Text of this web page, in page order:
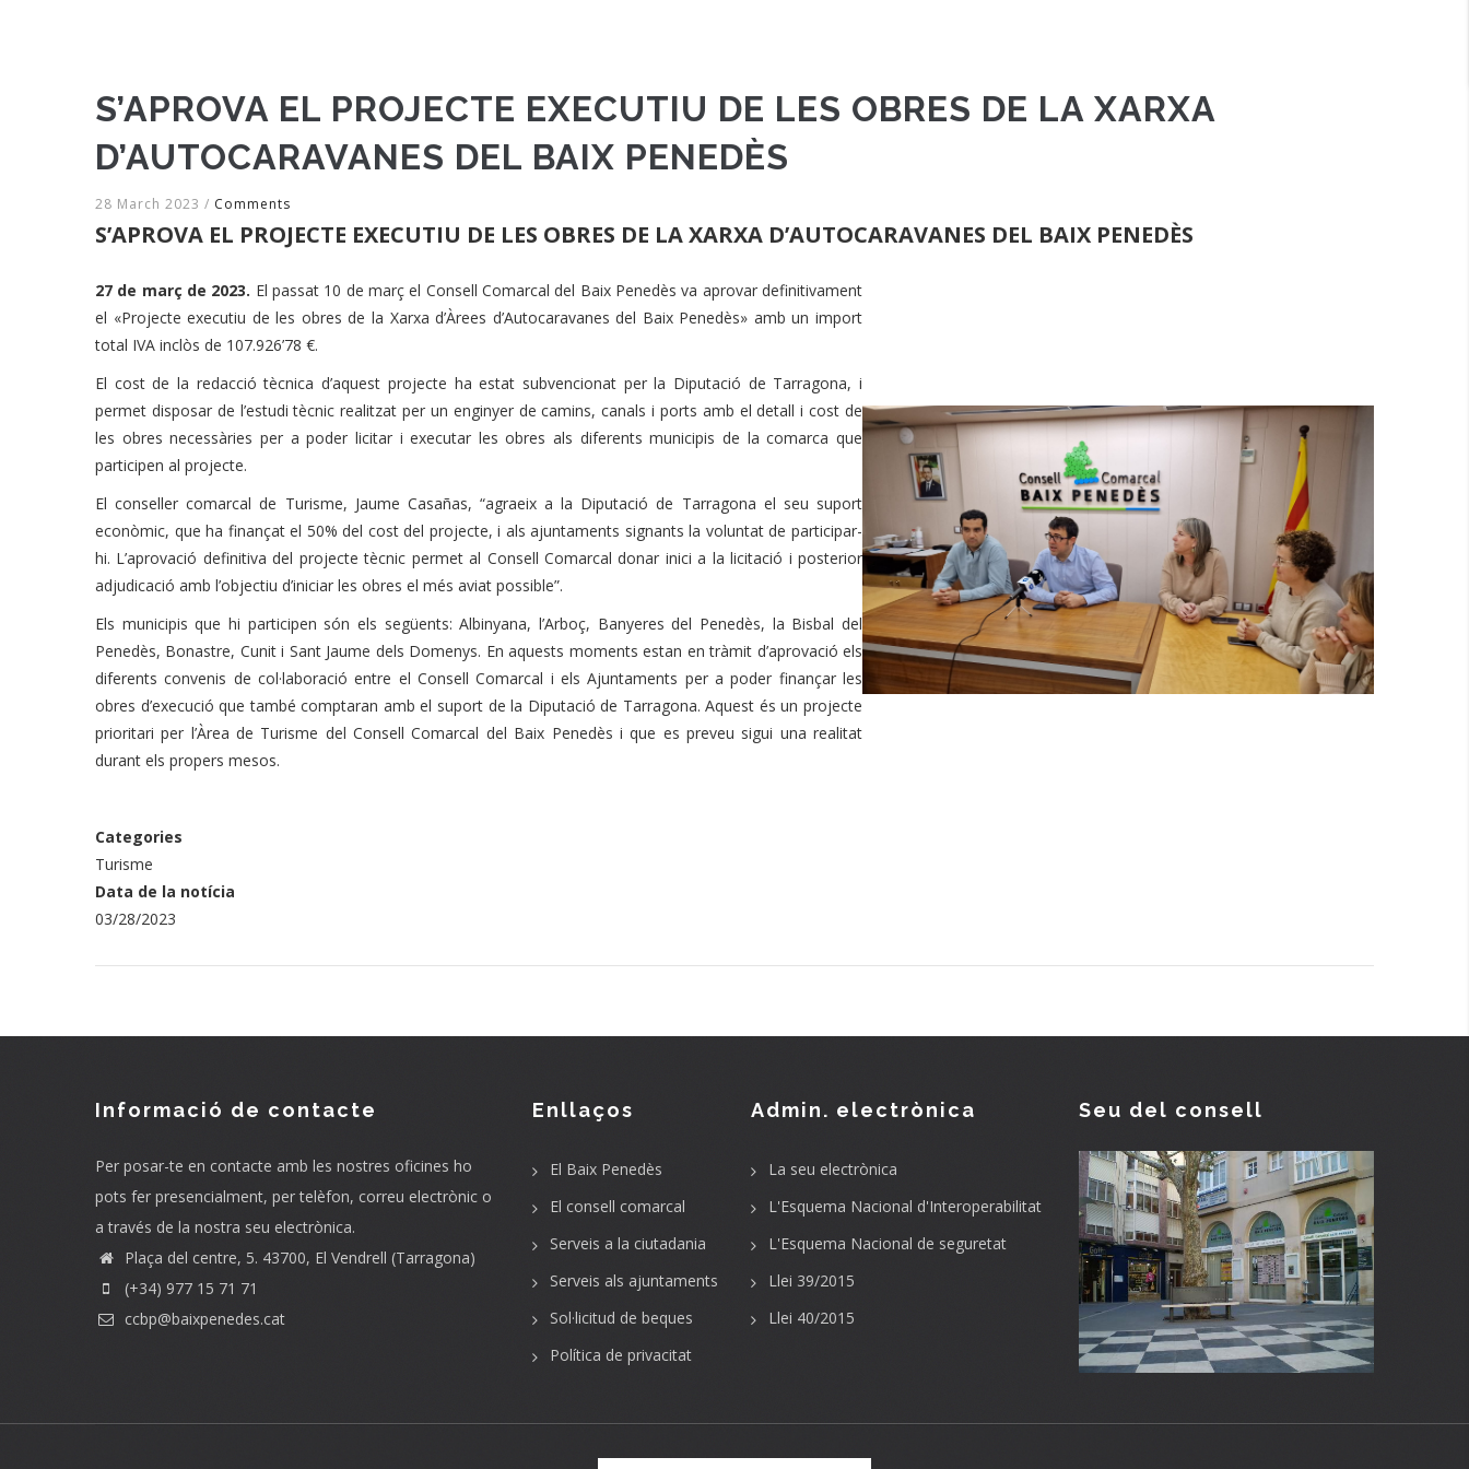
S’APROVA EL PROJECTE EXECUTIU DE LES OBRES DE LA XARXA
D’AUTOCARAVANES DEL BAIX PENEDÈS
28 March 2023 / Comments
S’APROVA EL PROJECTE EXECUTIU DE LES OBRES DE LA XARXA D’AUTOCARAVANES DEL BAIX PENEDÈS
27 de març de 2023. El passat 10 de març el Consell Comarcal del Baix Penedès va aprovar definitivament
el «Projecte executiu de les obres de la Xarxa d’Àrees d’Autocaravanes del Baix Penedès» amb un import
total IVA inclòs de 107.926’78 €.
El cost de la redacció tècnica d’aquest projecte ha estat subvencionat per la Diputació de Tarragona, i
permet disposar de l’estudi tècnic realitzat per un enginyer de camins, canals i ports amb el detall i cost de
les obres necessàries per a poder licitar i executar les obres als diferents municipis de la comarca que
participen al projecte.
El conseller comarcal de Turisme, Jaume Casañas, “agraeix a la Diputació de Tarragona el seu suport
econòmic, que ha finançat el 50% del cost del projecte, i als ajuntaments signants la voluntat de participar-
hi. L’aprovació definitiva del projecte tècnic permet al Consell Comarcal donar inici a la licitació i posterior
adjudicació amb l’objectiu d’iniciar les obres el més aviat possible”.
Els municipis que hi participen són els següents: Albinyana, l’Arboç, Banyeres del Penedès, la Bisbal del
Penedès, Bonastre, Cunit i Sant Jaume dels Domenys. En aquests moments estan en tràmit d’aprovació els
diferents convenis de col·laboració entre el Consell Comarcal i els Ajuntaments per a poder finançar les
obres d’execució que també comptaran amb el suport de la Diputació de Tarragona. Aquest és un projecte
prioritari per l’Àrea de Turisme del Consell Comarcal del Baix Penedès i que es preveu sigui una realitat
durant els propers mesos.
Categories
Turisme
Data de la notícia
03/28/2023
Informació de contacte
Per posar-te en contacte amb les nostres oficines ho
pots fer presencialment, per telèfon, correu electrònic o
a través de la nostra seu electrònica.
Plaça del centre, 5. 43700, El Vendrell (Tarragona)
(+34) 977 15 71 71
ccbp@baixpenedes.cat
Enllaços
El Baix Penedès
El consell comarcal
Serveis a la ciutadania
Serveis als ajuntaments
Sol·licitud de beques
Política de privacitat
Admin. electrònica
La seu electrònica
L'Esquema Nacional d'Interoperabilitat
L'Esquema Nacional de seguretat
Llei 39/2015
Llei 40/2015
Seu del consell